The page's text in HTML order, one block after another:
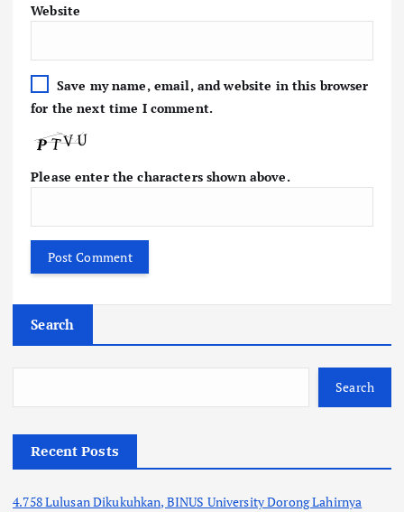
Website
Save my name, email, and website in this browser
for the next time I comment.
Please enter the characters shown above.
Search
Search
Recent Posts
4.758 Lulusan Dikukuhkan, BINUS University Dorong Lahirnya